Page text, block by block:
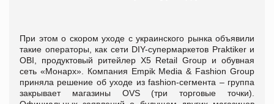
При этом о скором уходе с украинского рынка объявили
такие операторы, как сети DIY-супермаркетов Praktiker и
OBI, продуктовый ритейлер X5 Retail Group и обувная
сеть «Монарх». Компания Empik Media & Fashion Group
приняла решение об уходе из fashion-сегмента – группа
закрывает магазины OVS (три торговые точки).